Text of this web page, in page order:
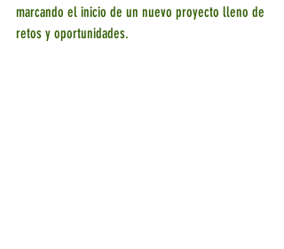
marcando el inicio de un nuevo proyecto lleno de
retos y oportunidades.